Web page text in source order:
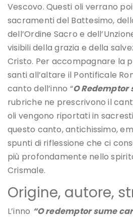
Vescovo. Questi oli verrano
sacramenti del Battesimo,
dell’Ordine Sacro e
visibili della grazia e della
Cristo. Per accompagnare la
santi all’altare il Pontificale
canto dell’inno “O
rubriche ne prescrivono il
oli vengono riportati in
questo canto, antichissimo,
spunti di riflessione che ci
più profondamente nello
Crismale.
Origine, autore,
L’inno “O redemptor sume